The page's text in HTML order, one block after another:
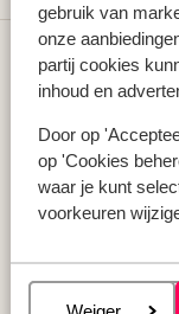
gebruik van
onze
partij cookies
inhoud en
Door op
op 'Cookies
waar je kunt
voorkeuren